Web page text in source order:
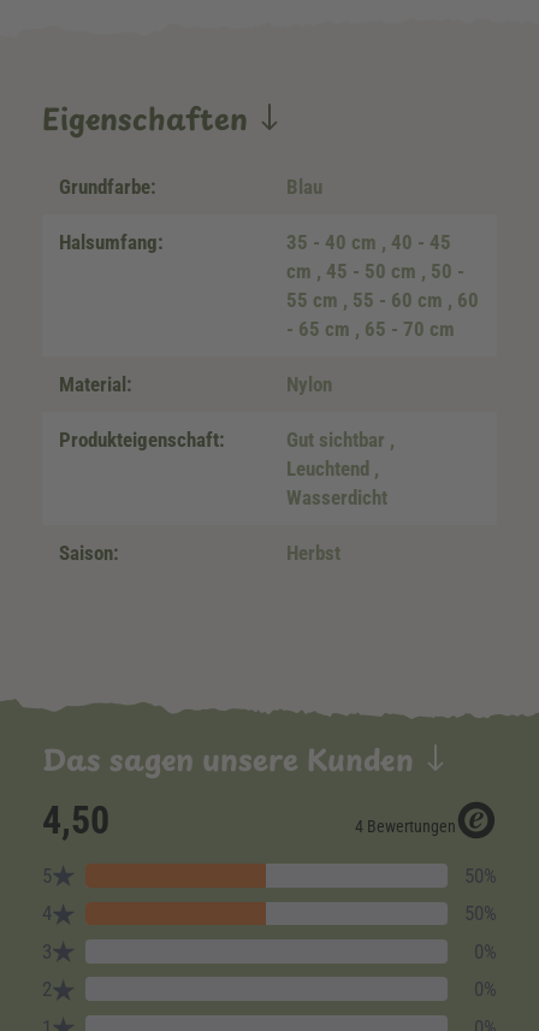
Eigenschaften
Grundfarbe: Blau
Halsumfang: 35 - 40 cm , 40 - 45
cm , 45 - 50 cm , 50 -
55 cm , 55 - 60 cm , 60
- 65 cm , 65 - 70 cm
Material: Nylon
Produkteigenschaft: Gut sichtbar ,
Leuchtend ,
Wasserdicht
Saison: Herbst
Das sagen unsere Kunden